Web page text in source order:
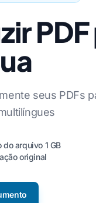
seus PDFs
do arquivo 1 GB
original